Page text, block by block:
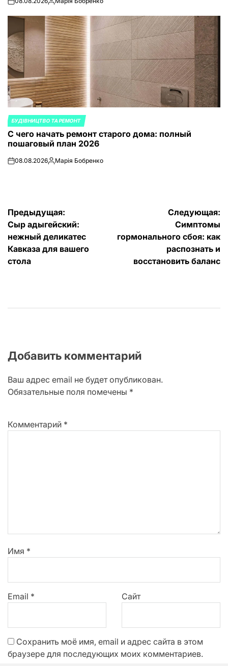
on
Запись
ОПУБЛИКОВАНО
В
БУДІВНИЦТВО ТА РЕМОНТ
С чего начать ремонт старого дома: полный
пошаговый план 2026
on08.08.2026Запись
Марія Бобренко
Навигация
по
записям
Предыдущая:
Сыр адыгейский:
нежный деликатес
Кавказа для вашего
стола
Следующая:
Симптомы
гормонального сбоя: как
распознать и
восстановить баланс
Добавить комментарий
Ваш адрес email не будет опубликован.
Обязательные поля помечены *
Комментарий *
Имя *
Email * Сайт
Сохранить моё имя, email и адрес сайта в этом
браузере для последующих моих комментариев.